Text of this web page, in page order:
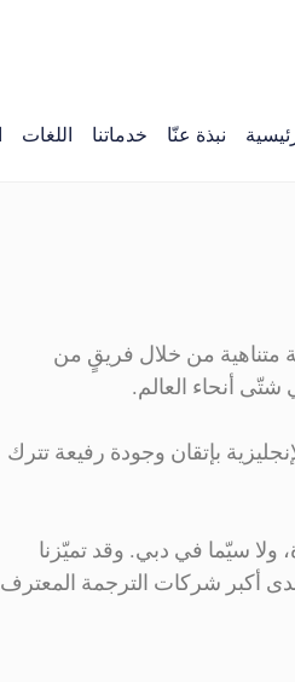
نبذة عنّا خدماتنا اللغات
متناهية من خلال فريقٍ من
أنحاء العالم.
بإتقان وجودة رفيعة تترك
ولا سيّما في دبي. وقد تميّزنا
أكبر شركات الترجمة المعترف